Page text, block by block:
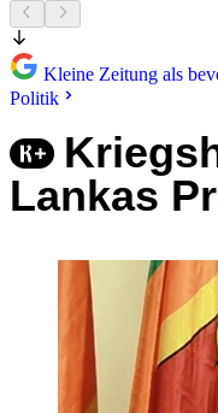
Kleine Zeitung als
Politik
Lankas